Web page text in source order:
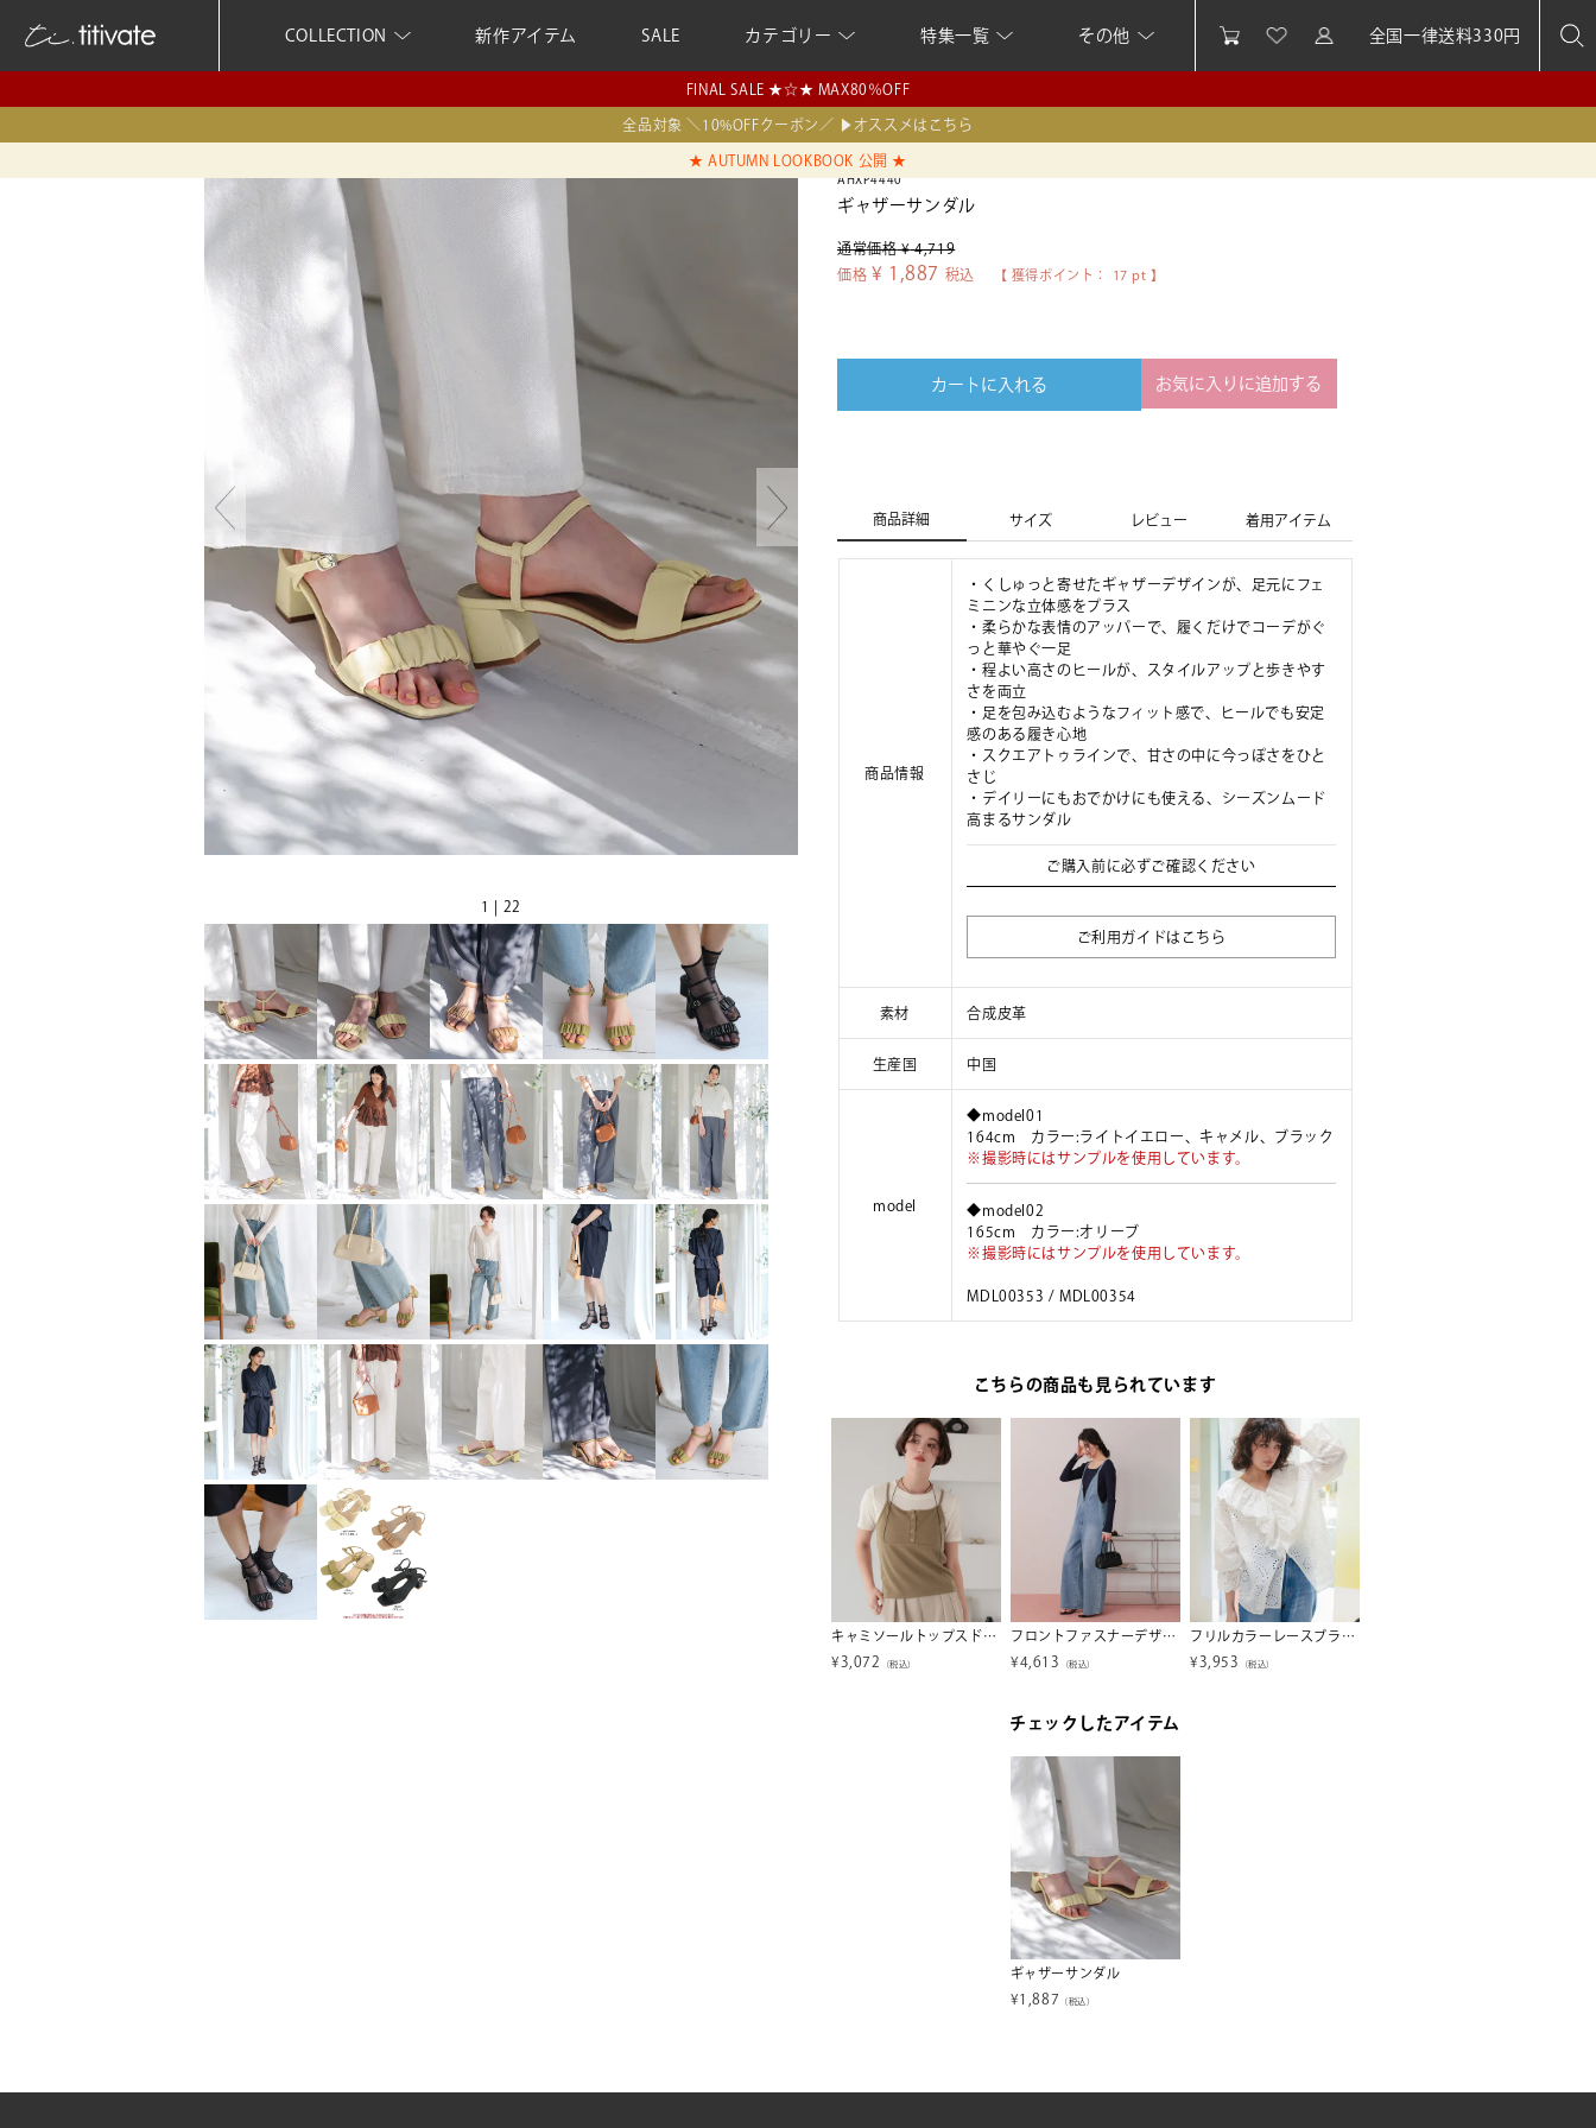
COLLECTION 新作アイテム SALE カテゴリー 特集一覧 その他 全国一律送料330円
FINAL SALE ★☆★ MAX80％OFF
全品対象 ＼10%OFFクーポン／ ▶オススメはこちら
★ AUTUMN LOOKBOOK 公開 ★
1 | 22
AHXP4440
ギャザーサンダル
通常価格 ¥ 4,719
価格 ¥ 1,887 税込 【 獲得ポイント： 17 pt 】
カートに入れる お気に入りに追加する
商品詳細 サイズ レビュー 着用アイテム
商品情報
・くしゅっと寄せたギャザーデザインが、足元にフェ
ミニンな立体感をプラス
・柔らかな表情のアッパーで、履くだけでコーデがぐ
っと華やぐ一足
・程よい高さのヒールが、スタイルアップと歩きやす
さを両立
・足を包み込むようなフィット感で、ヒールでも安定
感のある履き心地
・スクエアトゥラインで、甘さの中に今っぽさをひと
さじ
・デイリーにもおでかけにも使える、シーズンムード
高まるサンダル
ご購入前に必ずご確認ください
ご利用ガイドはこちら
素材 合成皮革
生産国 中国
model
◆model01
164cm カラー:ライトイエロー、キャメル、ブラック
※撮影時にはサンプルを使用しています。
◆model02
165cm カラー:オリーブ
※撮影時にはサンプルを使用しています。
MDL00353 / MDL00354
こちらの商品も見られています
キャミソールトップスドッキングTシャツ【メール便可／100】
¥ 3,072 （税込）
フロントファスナーデザインデニムキャミソールサロペット
¥4,613 （税込）
フリルカラーレースブラウス
¥ 3,953 （税込）
チェックしたアイテム
ギャザーサンダル
¥1,887 （税込）